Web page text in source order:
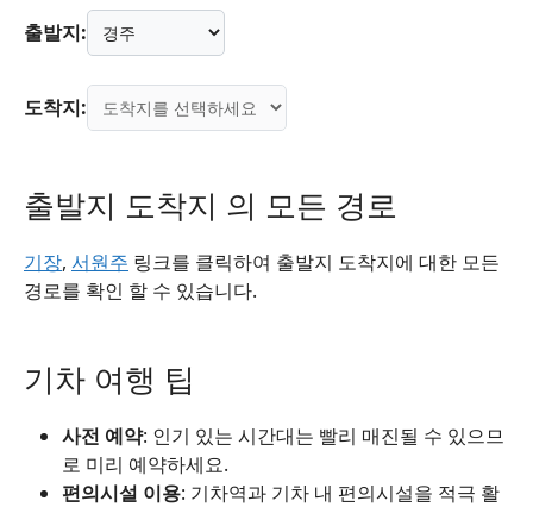
출발지:
도착지:
출발지 도착지 의 모든 경로
기장, 서원주 링크를 클릭하여 출발지 도착지에 대한 모든
경로를 확인 할 수 있습니다.
기차 여행 팁
사전 예약: 인기 있는 시간대는 빨리 매진될 수 있으므
로 미리 예약하세요.
편의시설 이용: 기차역과 기차 내 편의시설을 적극 활